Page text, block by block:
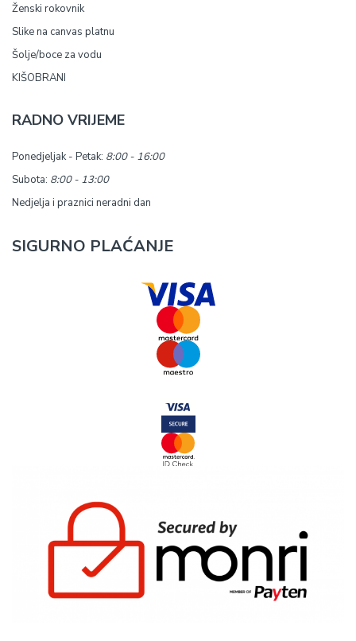
Ženski rokovnik
Slike na canvas platnu
Šolje/boce za vodu
KIŠOBRANI
RADNO VRIJEME
Ponedjeljak - Petak: 8:00 - 16:00
Subota: 8:00 - 13:00
Nedjelja i praznici neradni dan
SIGURNO PLAĆANJE